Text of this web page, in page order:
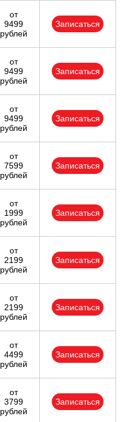
от
9499
рублей
Записаться
от
9499
рублей
Записаться
от
9499
рублей
Записаться
от
7599
рублей
Записаться
от
1999
рублей
Записаться
от
2199
рублей
Записаться
от
2199
рублей
Записаться
от
4499
рублей
Записаться
от
3799
рублей
Записаться